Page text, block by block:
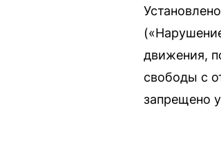
движения,
свободы с
запрещено